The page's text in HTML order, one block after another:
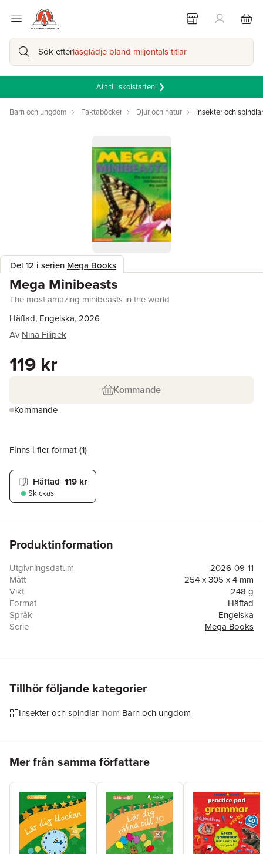
Sök efterläsglädje bland miljontals titlar
Allt till skolstarten! ❯
Barn och ungdom Faktaböcker Djur och natur Insekter och spindlar
Del 12 i serien Mega Books
Mega Minibeasts
The most amazing minibeasts in the world
Häftad, Engelska, 2026
Av Nina Filipek
119 kr
Kommande
Kommande
Finns i fler format (1)
Häftad 119 kr
Skickas
Produktinformation
Utgivningsdatum
2026-09-11
Mått
254 x 305 x 4 mm
Vikt
248 g
Format
Häftad
Språk
Engelska
Serie
Mega Books
Limited)
Tillhör följande kategorier
Insekter och spindlar inom Barn och ungdom
Mer från samma författare